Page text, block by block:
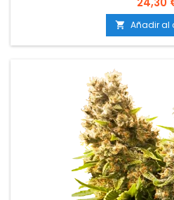
THC:CBD: 1:1Tiempo de
interiorCosecha en exterior:
principios de
g/m²Producción en
 Añadir al